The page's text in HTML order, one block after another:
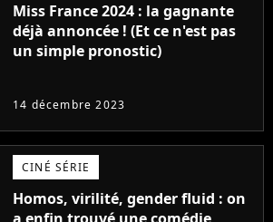
Miss France 2024 : la gagnante
déjà annoncée ! (Et ce n'est pas
un simple pronostic)
14 décembre 2023
CINÉ SÉRIE
Homos, virilité, gender fluid : on